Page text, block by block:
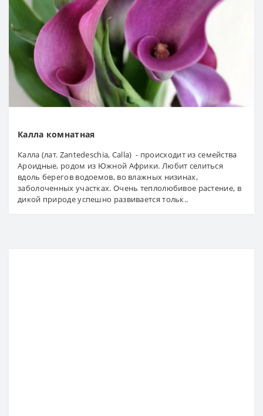
Калла комнатная
Калла (лат. Zantedeschia, Calla) - происходит из семейства
Ароидные, родом из Южной Африки. Любит селиться
вдоль берегов водоемов, во влажных низинах,
заболоченных участках. Очень теплолюбивое растение, в
дикой природе успешно развивается тольк..